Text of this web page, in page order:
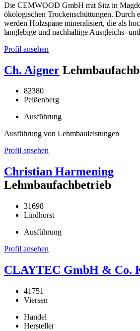
Die CEMWOOD GmbH mit Sitz in
ökologischen Trockenschüttungen. Durch
werden Holzspäne mineralisiert, die als
langlebige und nachhaltige Ausgleichs-
Profil ansehen
Ch. Aigner
82380
Peißenberg
Ausführung
Ausführung von Lehmbauleistungen
Profil ansehen
Christian Harmening
Lehmbaufachbetrieb
31698
Lindhorst
Ausführung
Profil ansehen
CLAYTEC GmbH & Co.
41751
Viersen
Handel
Hersteller